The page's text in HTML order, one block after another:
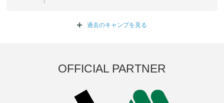
過去のキャンプを 見る
OFFICIAL PARTNER